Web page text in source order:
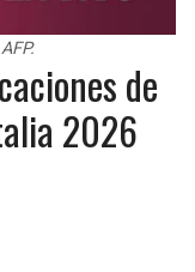
de
2026